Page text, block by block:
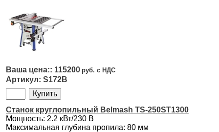
115200
S172B
Станок круглопильный Belmash TS-250ST1300
Мощность: 2.2 кВт/230 В
Максимальная глубина пропила: 80 мм